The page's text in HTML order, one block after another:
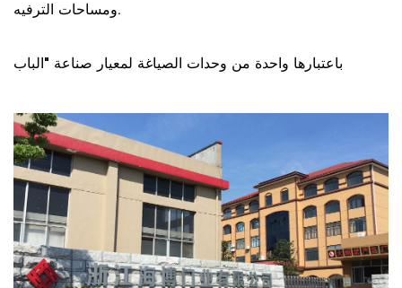
ومساحات الترفيه.
باعتبارها واحدة من وحدات الصياغة لمعيار صناعة "الباب
وبالاسترشاد بمبادئ "الجودة أولاً، والتنمية المدفوعة بالنزاهة"،
فإننا نهدف إلى بناء علامة تجارية موثوق بها ذات تكنولوجيا
متقدمة، ومنتجات متفوقة، وإدارة حديثة، وخدمات منتبهة.
تم اعتماد منتجاتنا وفقًا لمعايير ISO و EU CE و SABER ، ونحن
نقدم تخصيصًا كاملًا بناءً على احتياجات العميل. نرحب بالشركاء
والموزعين العالميين للتعاون معنا. يتم تصدير منتجاتنا إلى